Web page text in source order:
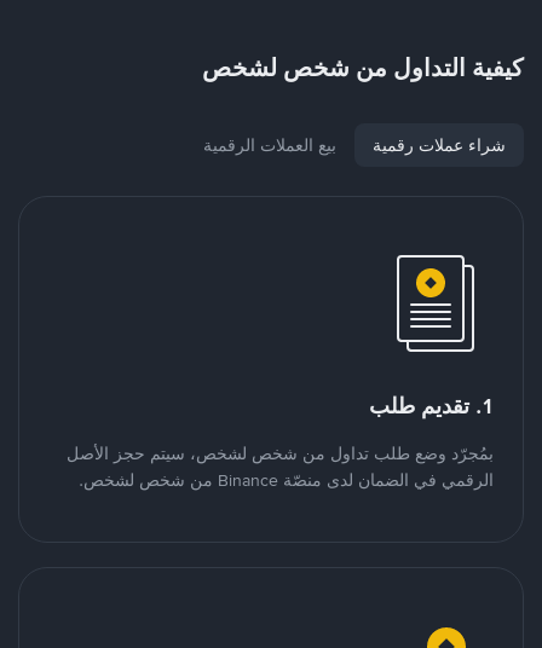
كيفية التداول من شخص لشخص
شراء عملات رقمية بيع العملات الرقمية
1. تقديم طلب
بمُجرّد وضع طلب تداول من شخص لشخص، سيتم حجز الأصل
الرقمي في الضمان لدى منصّة Binance من شخص لشخص.